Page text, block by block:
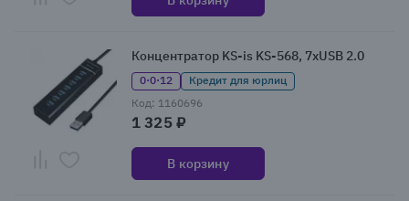
Концентратор KS-is KS-568, 7xUSB 2.0
0·0·12
Кредит для юрлиц
Код: 1160696
1 325 ₽
В корзину